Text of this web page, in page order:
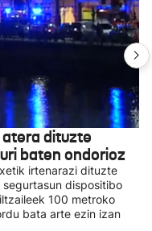
dituzte
baten ondorioz
irtenarazi dituzte
dispositibo
100 metroko
bata arte ezin izan